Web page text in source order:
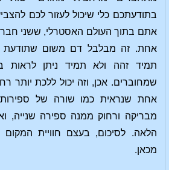
בתודעתכם כלי שיכול לעזור לכם
אתם בתוך העולם האסטרלי, ששני
אחת. זה מבלבל דם משום שתודעת
תמיד זהה ולא תמיד ניתן
שמחוברים. אכן, וזה יכול ללכת יותר
אחת שנראית כמו שורה של
מבריקה ורחוק ממנה ספירה שנייה,
הלאה. לסיכום, בעצם חוויית
מכאן.